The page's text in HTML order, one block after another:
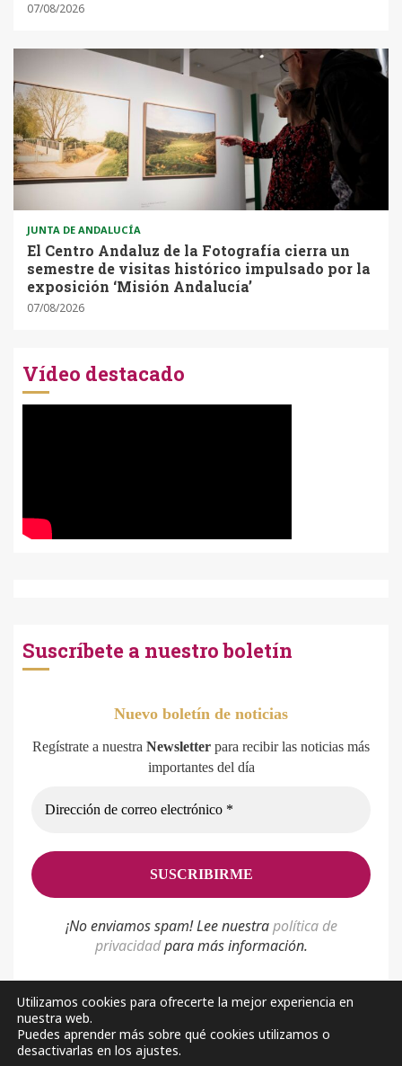
07/08/2026
JUNTA DE ANDALUCÍA
El Centro Andaluz de la Fotografía cierra un
semestre de visitas histórico impulsado por la
exposición ‘Misión Andalucía’
07/08/2026
Vídeo destacado
Suscríbete a nuestro boletín
Nuevo boletín de noticias
Regístrate a nuestra Newsletter para recibir las noticias más
importantes del día
¡No enviamos spam! Lee nuestrapolítica de
privacidadpara más información.
Política de privacidad Aviso Legal Sobre nosotros
Utilizamos cookies para ofrecerte la mejor experiencia en
nuestra web.
Puedes aprender más sobre qué cookies utilizamos o
desactivarlas en los ajustes.